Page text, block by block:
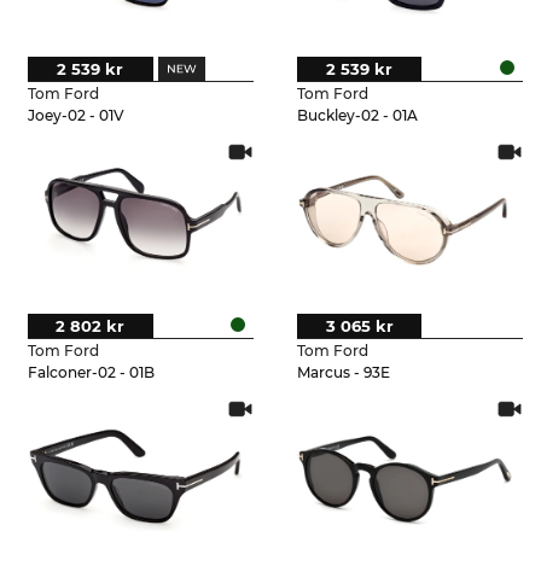
Tom Ford
Joey-02 - 01V
2 539 kr
Tom Ford
Buckley-02 - 01A
2 539 kr
Tom Ford
Falconer-02 - 01B
2 802 kr
Tom Ford
Marcus - 93E
3 065 kr